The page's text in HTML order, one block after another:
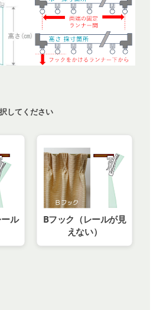
してください
ル Bフック（レールが見
えない）